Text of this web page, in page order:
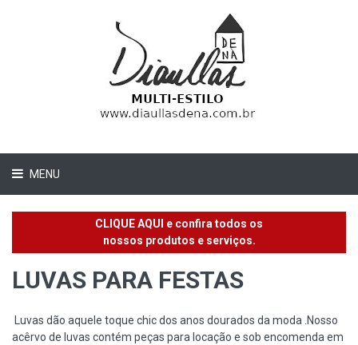
MENU
CLIQUE AQUI e confira todos os
nossos produtos e serviços.
LUVAS PARA FESTAS
Luvas dão aquele toque chic dos anos dourados da moda .Nosso
acêrvo de luvas contém peças para locação e sob encomenda em